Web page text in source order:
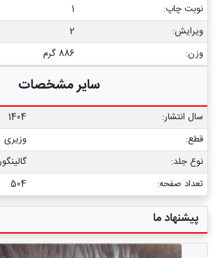
نوبت چاپ:
1
ویرایش:
2
وزن:
886 گرم
سایر مشخصات
سال انتشار:
1404
قطع:
وزیری
نوع جلد:
تعداد صفحه:
504
پیشنهاد ما